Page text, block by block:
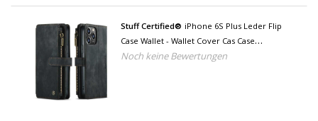
Stuff Certified® iPhone 6S Plus Leder Flip
Case Wallet - Wallet Cover Cas Case
Schwarz
Noch keine Bewertungen